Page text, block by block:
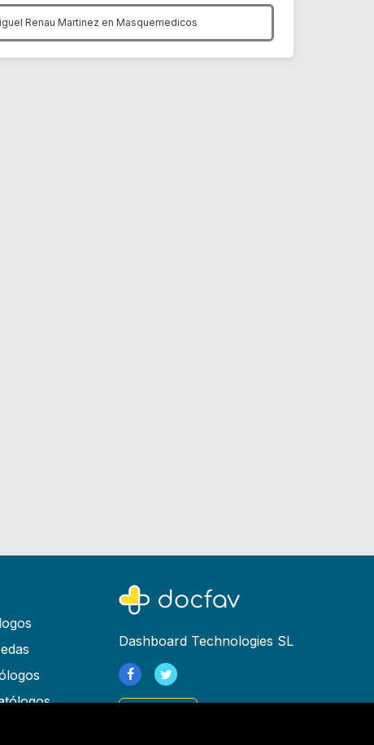
Renau Martinez en Masquemedicos
Dashboard Technologies SL